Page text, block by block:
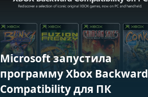
Microsoft запустила
программу Xbox Backward
Compatibility для ПК